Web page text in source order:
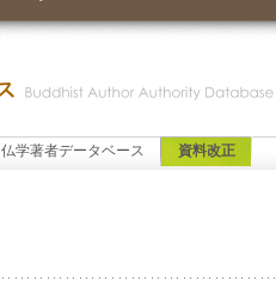
仏学著者データベース 資料改正